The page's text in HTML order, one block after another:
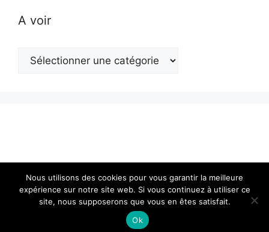
A voir
voir
© 2026 Actualité en Franche-Comté• Construit avec
GeneratePress
Nous utilisons des cookies pour vous garantir la meilleure
expérience sur notre site web. Si vous continuez à utiliser ce
site, nous supposerons que vous en êtes satisfait.
Ok